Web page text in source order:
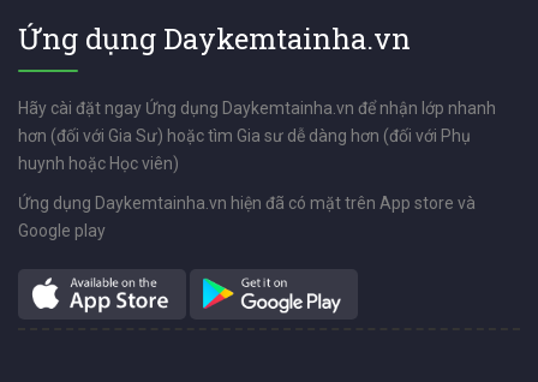
Ứng dụng Daykemtainha.vn
Hãy cài đặt ngay Ứng dụng Daykemtainha.vn để nhận lớp nhanh
hơn (đối với Gia Sư) hoặc tìm Gia sư dễ dàng hơn (đối với Phụ
huynh hoặc Học viên)
Ứng dụng Daykemtainha.vn hiện đã có mặt trên App store và
Google play